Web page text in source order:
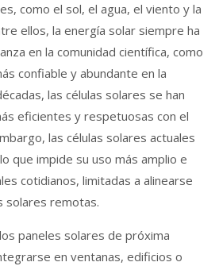
como el sol, el agua, el viento y la
ellos, la energía solar siempre ha
en la comunidad científica, como
confiable y abundante en la
las células solares se han
eficientes y respetuosas con el
las células solares actuales
que impide su uso más amplio e
cotidianos, limitadas a alinearse
solares remotas.
paneles solares de próxima
en ventanas, edificios o